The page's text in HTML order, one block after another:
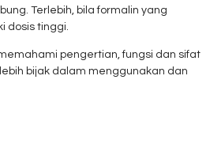
Terlebih, bila formalin yang
dosis tinggi.
pengertian, fungsi dan sifat
bijak dalam menggunakan dan